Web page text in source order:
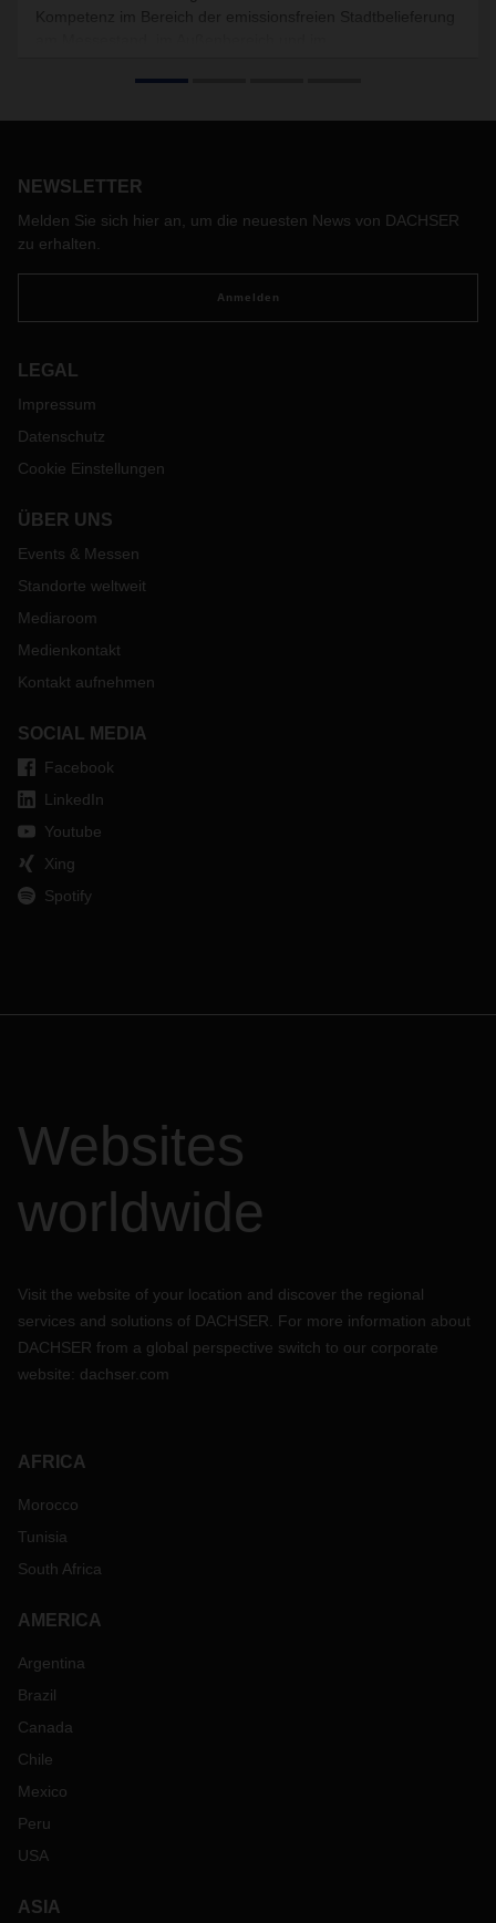
Kompetenz im Bereich der emissionsfreien Stadtbelieferung
NEWSLETTER
Melden Sie sich hier an, um die neuesten News von DACHSER
zu erhalten.
Anmelden
LEGAL
Impressum
Datenschutz
Cookie Einstellungen
ÜBER UNS
Events & Messen
Standorte weltweit
Mediaroom
Medienkontakt
Kontakt aufnehmen
SOCIAL MEDIA
Facebook
LinkedIn
Youtube
Xing
Spotify
Websites
worldwide
Visit the website of your location and discover the regional
services and solutions of DACHSER. For more information about
DACHSER from a global perspective switch to our corporate
website: dachser.com
AFRICA
Morocco
Tunisia
South Africa
AMERICA
Argentina
Brazil
Canada
Chile
Mexico
Peru
USA
ASIA